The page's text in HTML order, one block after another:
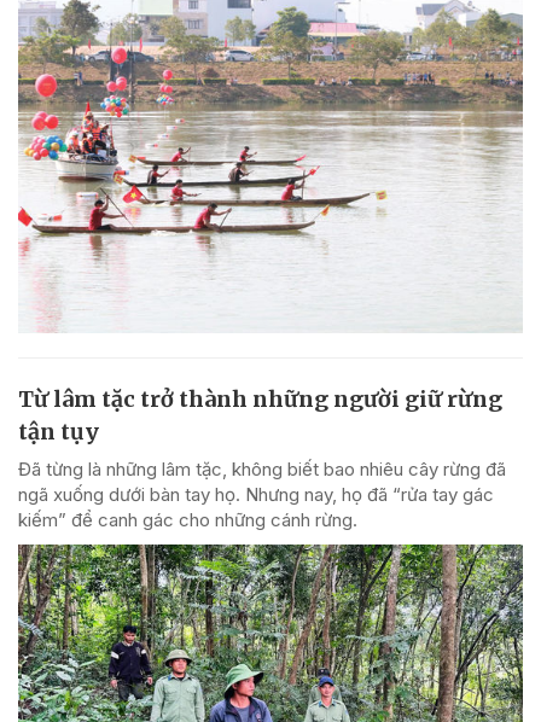
Từ lâm tặc trở thành những người giữ rừng
tận tụy
Đã từng là những lâm tặc, không biết bao nhiêu cây rừng đã
ngã xuống dưới bàn tay họ. Nhưng nay, họ đã “rửa tay gác
kiếm” để canh gác cho những cánh rừng.